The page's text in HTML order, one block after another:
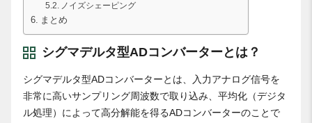
ノイズシェーピング
まとめ
シグマデルタ型ADコンバーターとは？
シグマデルタ型ADコンバーターとは、入力アナログ信号を
非常に高いサンプリング周波数で取り込み、平均化（デジタ
ル処理）によって高分解能を得るADコンバーターのことで